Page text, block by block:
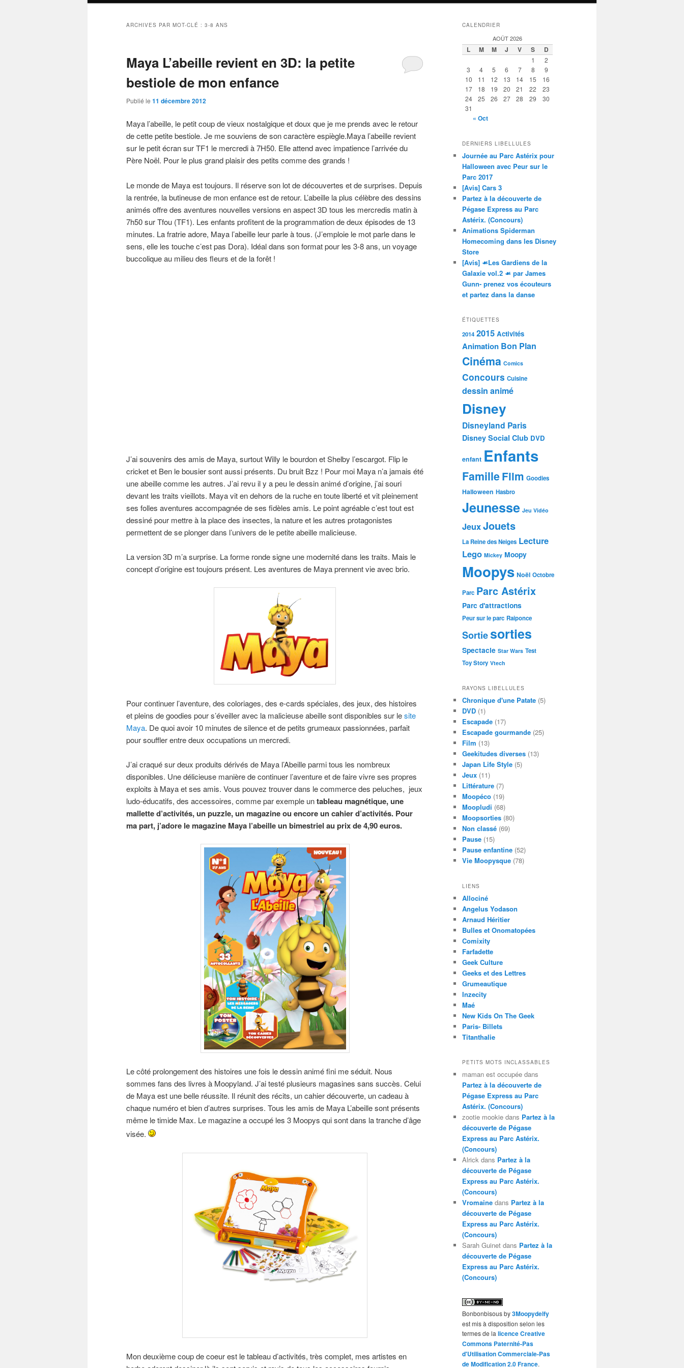
ARCHIVES PAR MOT-CLÉ : 3-8 ANS
Maya L’abeille revient en 3D: la petite
bestiole de mon enfance
Publié le 11 décembre 2012
Maya l’abeille, le petit coup de vieux nostalgique et doux que je me prends avec le retour
de cette petite bestiole. Je me souviens de son caractère espiègle.Maya l’abeille revient
sur le petit écran sur TF1 le mercredi à 7H50. Elle attend avec impatience l’arrivée du
Père Noël. Pour le plus grand plaisir des petits comme des grands !
Le monde de Maya est toujours. Il réserve son lot de découvertes et de surprises. Depuis
la rentrée, la butineuse de mon enfance est de retour. L’abeille la plus célèbre des dessins
animés offre des aventures nouvelles versions en aspect 3D tous les mercredis matin à
7h50 sur Tfou (TF1). Les enfants profitent de la programmation de deux épisodes de 13
minutes. La fratrie adore, Maya l’abeille leur parle à tous. (J’emploie le mot parle dans le
sens, elle les touche c’est pas Dora). Idéal dans son format pour les 3-8 ans, un voyage
buccolique au milieu des fleurs et de la forêt !
J’ai souvenirs des amis de Maya, surtout Willy le bourdon et Shelby l’escargot. Flip le
cricket et Ben le bousier sont aussi présents. Du bruit Bzz ! Pour moi Maya n’a jamais été
une abeille comme les autres. J’ai revu il y a peu le dessin animé d’origine, j’ai souri
devant les traits vieillots. Maya vit en dehors de la ruche en toute liberté et vit pleinement
ses folles aventures accompagnée de ses fidèles amis. Le point agréable c’est tout est
dessiné pour mettre à la place des insectes, la nature et les autres protagonistes
permettent de se plonger dans l’univers de le petite abeille malicieuse.
La version 3D m’a surprise. La forme ronde signe une modernité dans les traits. Mais le
concept d’origine est toujours présent. Les aventures de Maya prennent vie avec brio.
Pour continuer l’aventure, des coloriages, des e-cards spéciales, des jeux, des histoires
et pleins de goodies pour s’éveiller avec la malicieuse abeille sont disponibles sur lesite
Maya. De quoi avoir 10 minutes de silence et de petits grumeaux passionnées, parfait
pour souffler entre deux occupations un mercredi.
J’ai craqué sur deux produits dérivés de Maya l’Abeille parmi tous les nombreux
disponibles. Une délicieuse manière de continuer l’aventure et de faire vivre ses propres
exploits à Maya et ses amis. Vous pouvez trouver dans le commerce des peluches, jeux
ludo-éducatifs, des accessoires, comme par exemple untableau magnétique, une
mallette d’activités, un puzzle, un magazine ou encore un cahier d’activités. Pour
ma part, j’adore le magazine Maya l’abeille un bimestriel au prix de 4,90 euros.
Le côté prolongement des histoires une fois le dessin animé fini me séduit. Nous
sommes fans des livres à Moopyland. J’ai testé plusieurs magasines sans succès. Celui
de Maya est une belle réussite. Il réunit des récits, un cahier découverte, un cadeau à
chaque numéro et bien d’autres surprises. Tous les amis de Maya L’abeille sont présents
même le timide Max. Le magazine a occupé les 3 Moopys qui sont dans la tranche d’âge
visée.
Mon deuxième coup de coeur est le tableau d’activités, très complet, mes artistes en
CALENDRIER
AOÛT 2026
L M M J V S D
1
2
3
4 5 6 7 8
9
10
11 12 13 14 15
16
17
18 19 20 21 22
23
24
25 26 27 28 29
30
31
« Oct
DERNIERS LIBELLULES
Journée au Parc Astérix pour
Halloween avec Peur sur le
Parc 2017
[Avis] Cars 3
Partez à la découverte de
Pégase Express au Parc
Astérix. (Concours)
Animations Spiderman
Homecoming dans les Disney
Store
[Avis] ☙Les Gardiens de la
Galaxie vol.2 ☙ par James
Gunn- prenez vos écouteurs
et partez dans la danse
ÉTIQUETTES
2014 2015 Activités
Animation Bon Plan
Cinéma Comics
Concours Cuisine
dessin animé
Disney
Disneyland Paris
Disney Social Club DVD
enfant Enfants
FamilleFilm Goodies
Halloween Hasbro
Jeunesse Jeu Vidéo
JeuxJouets
La Reine des Neiges Lecture
Lego Mickey Moopy
Moopys Noël Octobre
Parc Parc Astérix
Parc d'attractions
Peur sur le parc Raiponce
Sortiesorties
Spectacle Star Wars Test
Toy Story Vtech
RAYONS LIBELLULES
Chronique d'une Patate (5)
DVD (1)
Escapade (17)
Escapade gourmande (25)
Film (13)
Geekitudes diverses (13)
Japan Life Style (5)
Jeux (11)
Littérature (7)
Moopéco (19)
Moopludi (68)
Moopsorties (80)
Non classé (69)
Pause (15)
Pause enfantine (52)
Vie Moopysque (78)
LIENS
Allociné
Angelus Yodason
Arnaud Héritier
Bulles et Onomatopées
Comixity
Farfadette
Geek Culture
Geeks et des Lettres
Grumeautique
Inzecity
Maé
New Kids On The Geek
Paris- Billets
Titanthalie
PETITS MOTS INCLASSABLES
maman est occupée dans
Partez à la découverte de
Pégase Express au Parc
Astérix. (Concours)
zootie mookie dans Partez à la
découverte de Pégase
Express au Parc Astérix.
(Concours)
Alrick dans Partez à la
découverte de Pégase
Express au Parc Astérix.
(Concours)
Vromaine dans Partez à la
découverte de Pégase
Express au Parc Astérix.
(Concours)
Sarah Guinet dans Partez à la
découverte de Pégase
Express au Parc Astérix.
(Concours)
Bonbonbisousby3Moopydelfy
est mis à disposition selon les
termes de la licence Creative
Commons Paternité-Pas
d'Utilisation Commerciale-Pas
de Modification 2.0 France.